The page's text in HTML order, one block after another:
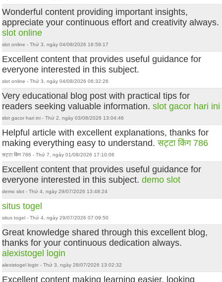
Wonderful content providing important insights,
appreciate your continuous effort and creativity always.
slot online
slot online - Thứ 3, ngày 04/08/2026 16:59:17
Excellent content that provides useful guidance for
everyone interested in this subject.
slot online - Thứ 3, ngày 04/08/2026 06:32:26
Very educational blog post with practical tips for
readers seeking valuable information.slot gacor hari ini
slot gacor hari ini - Thứ 2, ngày 03/08/2026 13:04:46
Helpful article with excellent explanations, thanks for
making everything easy to understand.सट्टा किंग 786
सट्टा किंग 786 - Thứ 7, ngày 01/08/2026 17:10:06
Excellent content that provides useful guidance for
everyone interested in this subject.demo slot
demo slot - Thứ 4, ngày 29/07/2026 13:48:24
situs togel
situs togel - Thứ 4, ngày 29/07/2026 07:09:50
Great knowledge shared through this excellent blog,
thanks for your continuous dedication always.
alexistogel login
alexistogel login - Thứ 3, ngày 28/07/2026 13:02:32
Excellent content making learning easier, looking